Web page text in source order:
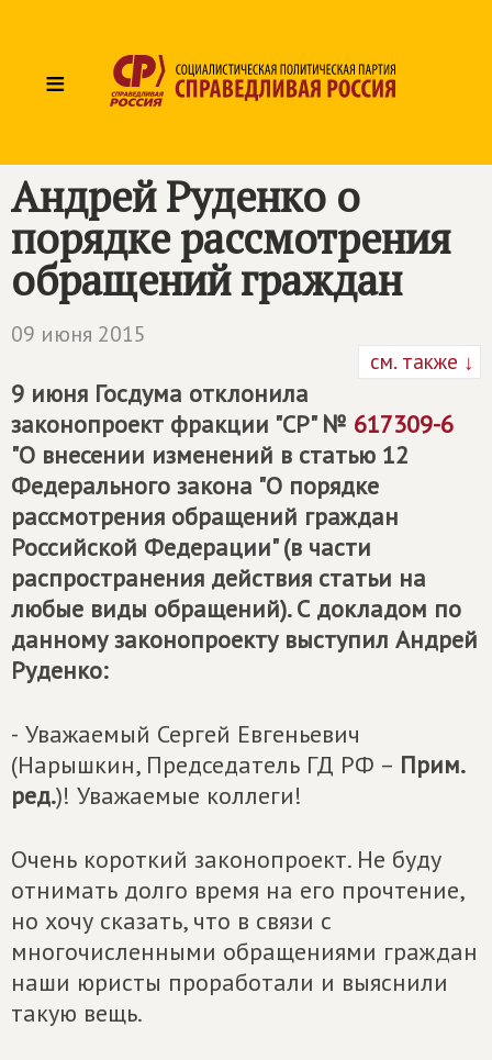
≡
Андрей Руденко о
порядке рассмотрения
обращений граждан
09 июня 2015
см. также ↓
9 июня Госдума отклонила
законопроект фракции "СР" № 617309-6
"О внесении изменений в статью 12
Федерального закона "О порядке
рассмотрения обращений граждан
Российской Федерации" (в части
распространения действия статьи на
любые виды обращений). С докладом по
данному законопроекту выступил Андрей
Руденко:
- Уважаемый Сергей Евгеньевич
(Нарышкин, Председатель ГД РФ – Прим.
ред.)! Уважаемые коллеги!
Очень короткий законопроект. Не буду
отнимать долго время на его прочтение,
но хочу сказать, что в связи с
многочисленными обращениями граждан
наши юристы проработали и выяснили
такую вещь.